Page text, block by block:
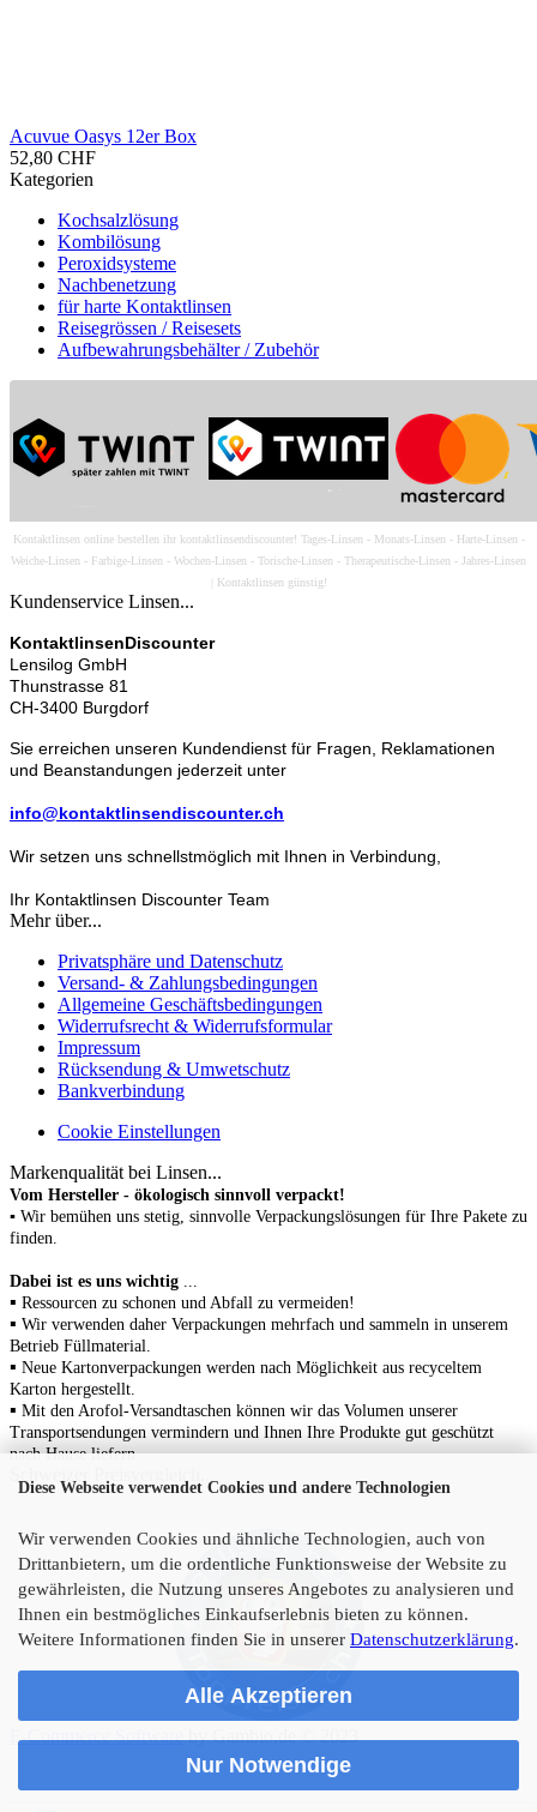
Diese Webseite verwendet Cookies und andere Technologien
Wir verwenden Cookies und ähnliche Technologien, auch von
Drittanbietern, um die ordentliche Funktionsweise der Website zu
gewährleisten, die Nutzung unseres Angebotes zu analysieren und
Ihnen ein bestmögliches Einkaufserlebnis bieten zu können.
Weitere Informationen finden Sie in unserer Datenschutzerklärung.
Alle Akzeptieren
Nur Notwendige
Acu­vue Oasys 12er Box
52,80 CHF
Kategorien
Kochsalzlösung
Kombilösung
Peroxidsysteme
Nachbenetzung
für harte Kontaktlinsen
Reisegrössen / Reisesets
Aufbewahrungsbehälter / Zubehör
Kontaktlinsen online bestellen ihr kontaktlinsendiscounter! Tages-Linsen - Monats-Linsen - Harte-Linsen -
Weiche-Linsen - Farbige-Linsen - Wochen-Linsen - Torische-Linsen - Therapeutische-Linsen - Jahres-Linsen
| Kontaktlinsen günstig!
Kundenservice Linsen...
KontaktlinsenDiscounter
Lensilog GmbH
Thunstrasse 81
CH-3400 Burgdorf
Sie erreichen unseren Kundendienst für Fragen, Reklamationen
und Beanstandungen jederzeit unter
info@kontaktlinsendiscounter.ch
Wir setzen uns schnellstmöglich mit Ihnen in Verbindung,
Ihr Kontaktlinsen Discounter Team
Mehr über...
Privatsphäre und Datenschutz
Versand- & Zahlungsbedingungen
Allgemeine Geschäftsbedingungen
Widerrufsrecht & Widerrufsformular
Impressum
Rücksendung & Umwetschutz
Bankverbindung
Cookie Einstellungen
Markenqualität bei Linsen...
Vom Hersteller - ökologisch sinnvoll verpackt!
▪ Wir bemühen uns stetig, sinnvolle Verpackungslösungen für Ihre Pakete zu
finden.
Dabei ist es uns wichtig ...
▪ Ressourcen zu schonen und Abfall zu vermeiden!
▪ Wir verwenden daher Verpackungen mehrfach und sammeln in unserem
Betrieb Füllmaterial.
▪ Neue Kartonverpackungen werden nach Möglichkeit aus recyceltem
Karton hergestellt.
▪ Mit den Arofol-Versandtaschen können wir das Volumen unserer
Transportsendungen vermindern und Ihnen Ihre Produkte gut geschützt
nach Hause liefern.
E-Commerce Softwareby Gambio.de © 2023